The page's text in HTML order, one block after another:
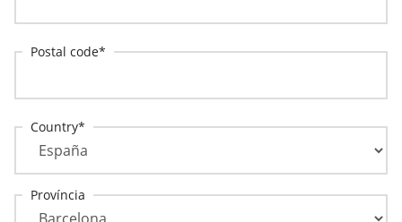
Postal code
Country
Província